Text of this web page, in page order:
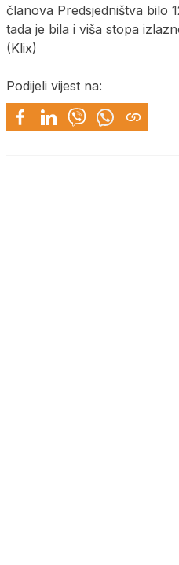
članova Predsjedništva bilo
tada je bila i viša stopa
(Klix)
Podijeli vijest na: